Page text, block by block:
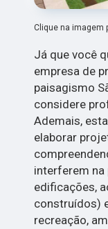
Clique na imagem
Já que você
empresa de
paisagismo
considere
Ademais,
elaborar
interferem na
edificações,
construídos)
recreação,